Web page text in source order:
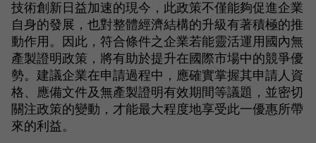
技術創新日益加速的現今，此政策不僅能夠促進企業
自身的發展，也對整體經濟結構的升級有著積極的推
動作用。因此，符合條件之企業若能靈活運用國內無
產製證明政策，將有助於提升在國際市場中的競爭優
勢。建議企業在申請過程中，應確實掌握其申請人資
格、應備文件及無產製證明有效期間等議題，並密切
關注政策的變動，才能最大程度地享受此一優惠所帶
來的利益。